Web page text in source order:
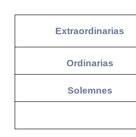
Extraordinarias
Ordinarias
Solemnes